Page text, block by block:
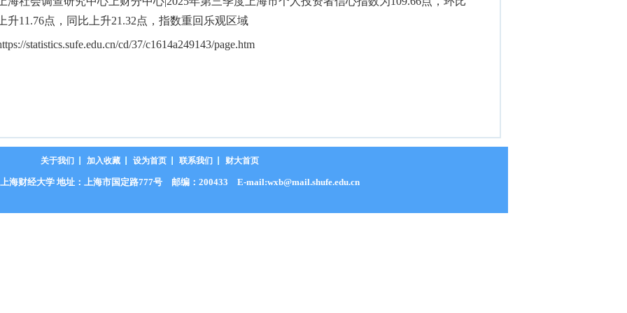
上升11.76点，同比上升21.32点，指数重回乐观区域
statistics.sufe.edu.cn/cd/37/c1614a249143/page.htm
关于我们 加入收藏 设为首页 联系我们 财大首页
海财经大学 地址：上海市国定路777号 邮编：200433 E-mail:wxb@mail.shufe.edu.cn